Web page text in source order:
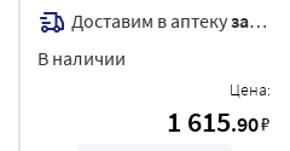
Доставим в аптекузавтра
В наличии
Цена:
1 615.90₽